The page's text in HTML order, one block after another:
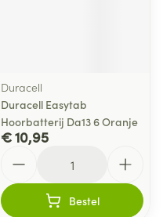
Duracell
Duracell Easytab
Hoorbatterij Da13 6 Oranje
€ 10,95
Bestel